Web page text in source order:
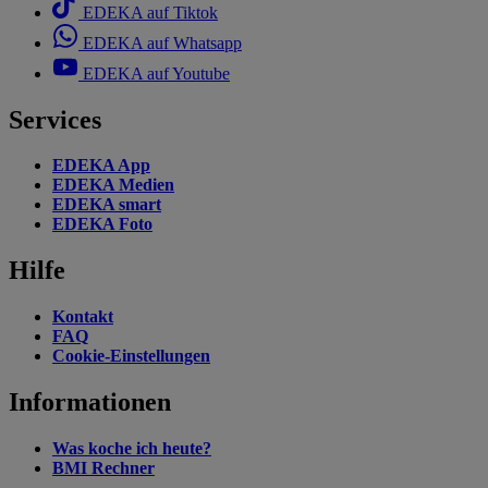
EDEKA auf Tiktok
EDEKA auf Whatsapp
EDEKA auf Youtube
Services
EDEKA App
EDEKA Medien
EDEKA smart
EDEKA Foto
Hilfe
Kontakt
FAQ
Cookie-Einstellungen
Informationen
Was koche ich heute?
BMI Rechner